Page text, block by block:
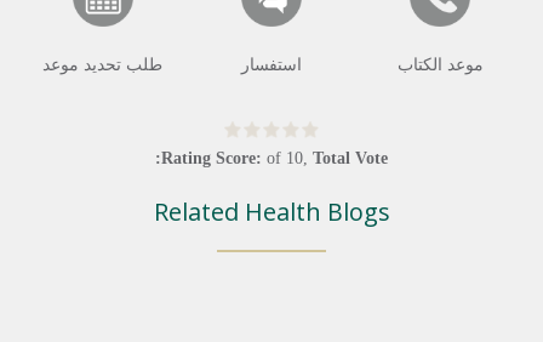
موعد الكتاب استفسار طلب تحديد موعد
Rating Score: of 10, Total Vote:
Related Health Blogs